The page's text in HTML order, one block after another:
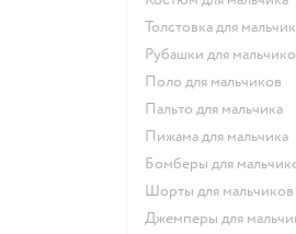
Толстовка для
Рубашки для
Поло для мальчиков
Пальто для мальчика
Пижама для мальчика
Бомберы для
Шорты для мальчиков
Джемперы для